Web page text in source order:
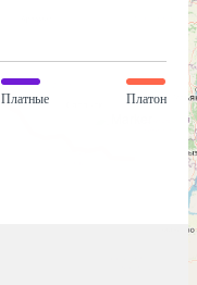
Платные Платон